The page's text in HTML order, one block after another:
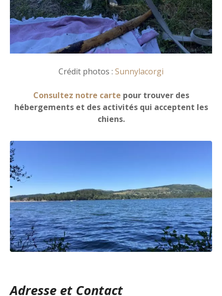
Crédit photos : Sunnylacorgi
Consultez notre carte pour trouver des
hébergements et des activités qui acceptent les
chiens.
Adresse et Contact